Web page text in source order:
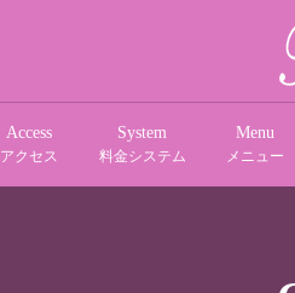
Access
アクセス
System
料金システム
Menu
メニュー